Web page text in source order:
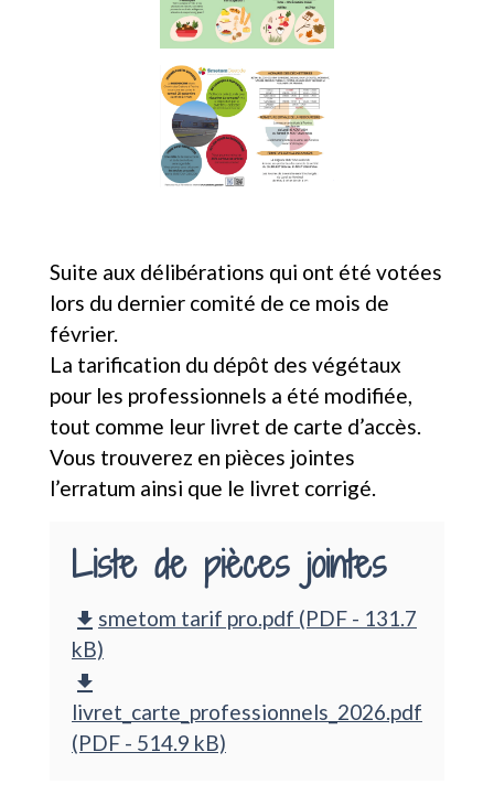
Suite aux délibérations qui ont été votées
lors du dernier comité de ce mois de
février.
La tarification du dépôt des végétaux
pour les professionnels a été modifiée,
tout comme leur livret de carte d’accès.
Vous trouverez en pièces jointes
l’erratum ainsi que le livret corrigé.
Liste de pièces jointes
file_download smetom tarif pro.pdf (PDF - 131.7
kB)
file_download
livret_carte_professionnels_2026.pdf
(PDF - 514.9 kB)